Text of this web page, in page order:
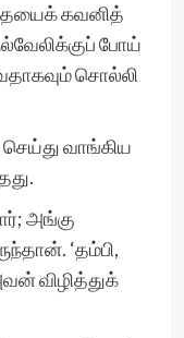
கவனித்
போய்
சொல்லி
வாங்கிய
அங்கு
‘தம்பி,
விழித்துக்